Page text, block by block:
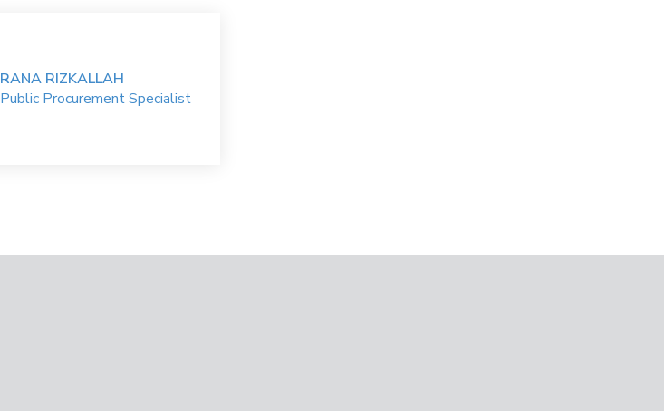
RANA RIZKALLAH
Public Procurement Specialist